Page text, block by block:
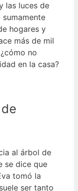
las luces de
hogares y
más de mil
no
en la casa?
al árbol de
se dice que
tomó la
ser tanto